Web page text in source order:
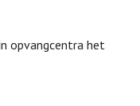
opvangcentra het